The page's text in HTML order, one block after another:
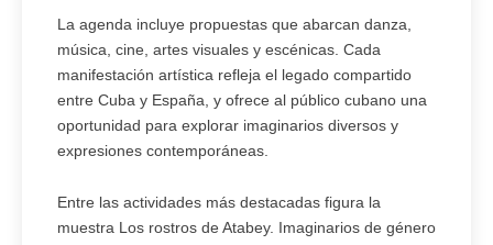
La agenda incluye propuestas que abarcan danza,
música, cine, artes visuales y escénicas. Cada
manifestación artística refleja el legado compartido
entre Cuba y España, y ofrece al público cubano una
oportunidad para explorar imaginarios diversos y
expresiones contemporáneas.
Entre las actividades más destacadas figura la
muestra Los rostros de Atabey. Imaginarios de género